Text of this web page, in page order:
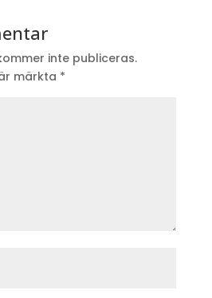
inte publiceras.
märkta *